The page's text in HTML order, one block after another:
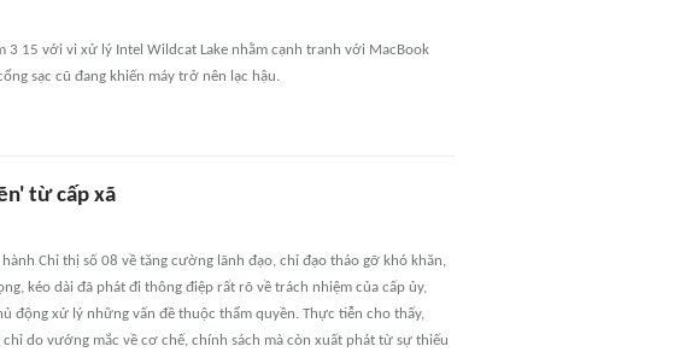
3 15 với vi xử lý Intel Wildcat Lake nhằm cạnh tranh với MacBook
sạc cũ đang khiến máy trở nên lạc hậu.
từ cấp xã
Chỉ thị số 08 về tăng cường lãnh đạo, chỉ đạo tháo gỡ khó khăn,
kéo dài đã phát đi thông điệp rất rõ về trách nhiệm của cấp ủy,
động xử lý những vấn đề thuộc thẩm quyền. Thực tiễn cho thấy,
do vướng mắc về cơ chế, chính sách mà còn xuất phát từ sự thiếu